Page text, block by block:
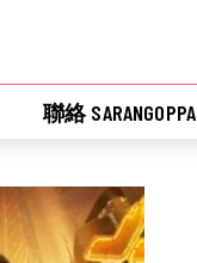
聯絡 SARANGOPPA